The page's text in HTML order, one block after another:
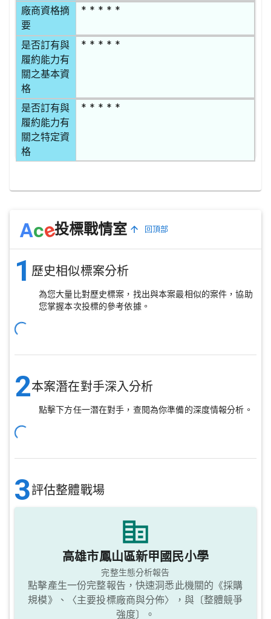
廠商資格摘
要
* * * * *
是否訂有與
履約能力有
關之基本資
格
* * * * *
是否訂有與
履約能力有
關之特定資
格
* * * * *
Ace投標戰情室 回頂部
1 歷史相似標案分析
為您大量比對歷史標案，找出與本案最相似的案件，協助
您掌握本次投標的參考依據。
2本案潛在對手深入分析
點擊下方任一潛在對手，查閱為你準備的深度情報分析。
3評估整體戰場
高雄市鳳山區新甲國民小學
完整生態分析報告
點擊產生一份完整報告，快速洞悉此機關的《採購
規模》、〈主要投標廠商與分佈〉，與〔整體競爭
強度〕。